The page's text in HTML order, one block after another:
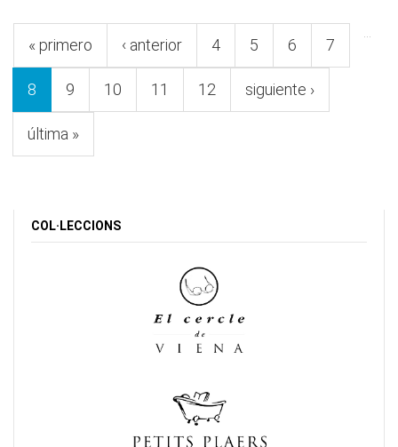
Pàgines
« primero ‹ anterior 4 5 6 7
8 9 10 11 12 siguiente ›
última »
COL·LECCIONS